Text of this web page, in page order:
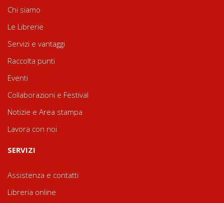
Chi siamo
Le Librerie
Servizi e vantaggi
Raccolta punti
Eventi
Collaborazioni e Festival
Notizie e Area stampa
Lavora con noi
SERVIZI
Assistenza e contatti
Libreria online